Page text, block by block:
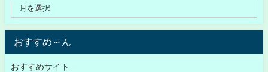
おすすめ～ん
おすすめサイト